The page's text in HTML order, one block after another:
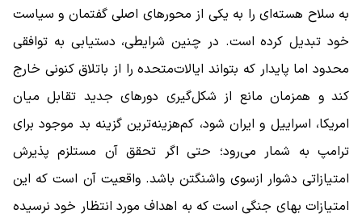
به سلاح هسته‌ای را به یکی از محورهای اصلی گفتمان و سیاست
خود تبدیل کرده است. در چنین شرایطی، دستیابی به توافقی
محدود اما پایدار که بتواند ایالات‌متحده را از باتلاق کنونی خارج
کند و همزمان مانع از شکل‌گیری دورهای جدید تقابل میان
امریکا، اسراییل و ایران شود، کم‌هزینه‌ترین گزینه بد موجود برای
ترامپ به شمار می‌رود؛ حتی اگر تحقق آن مستلزم پذیرش
امتیازاتی دشوار ازسوی واشنگتن باشد. واقعیت آن است که این
امتیازات بهای جنگی است که به اهداف مورد انتظار خود نرسیده